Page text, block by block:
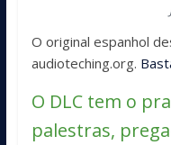
O original espanhol
audioteching.org.
O DLC tem o
palestras,